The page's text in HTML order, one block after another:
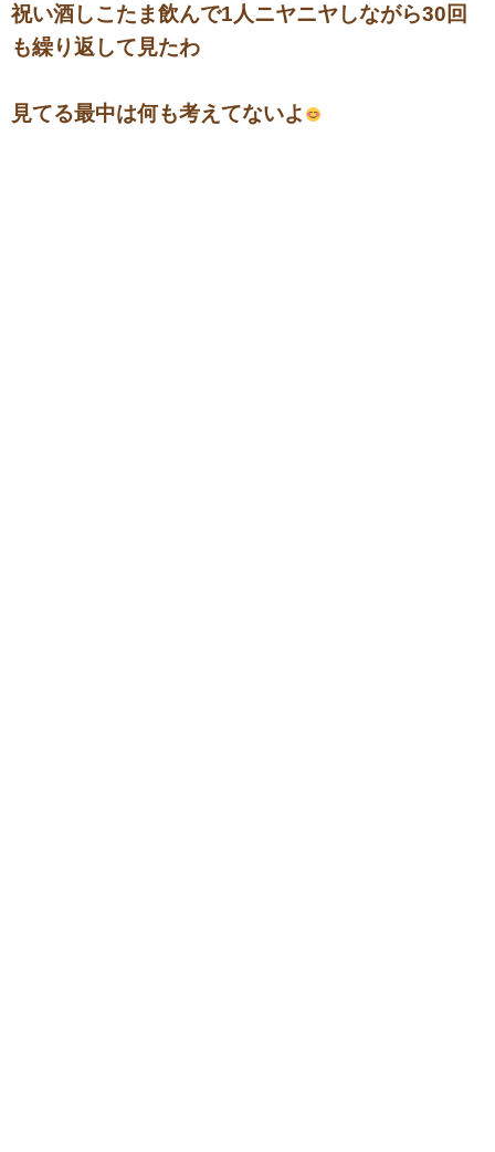
祝い酒しこたま飲んで1人ニヤニヤしながら30回
も繰り返して見たわ
見てる最中は何も考えてないよ